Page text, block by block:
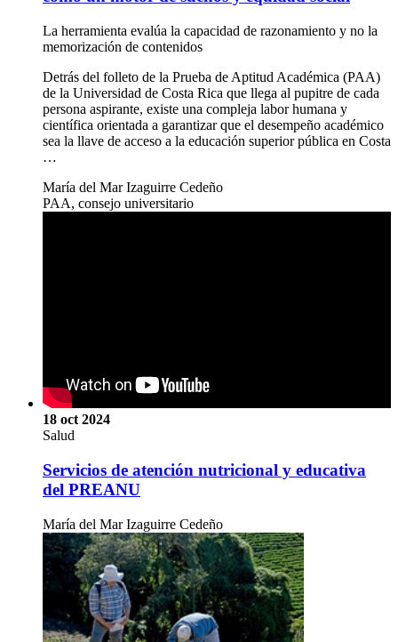
La herramienta evalúa la capacidad de razonamiento y no la
memorización de contenidos
Detrás del folleto de la Prueba de Aptitud Académica (PAA)
de la Universidad de Costa Rica que llega al pupitre de cada
persona aspirante, existe una compleja labor humana y
científica orientada a garantizar que el desempeño académico
sea la llave de acceso a la educación superior pública en Costa
…
María del Mar Izaguirre Cedeño
PAA, consejo universitario
18 oct 2024
Salud
Servicios de atención nutricional y educativa
del PREANU
María del Mar Izaguirre Cedeño